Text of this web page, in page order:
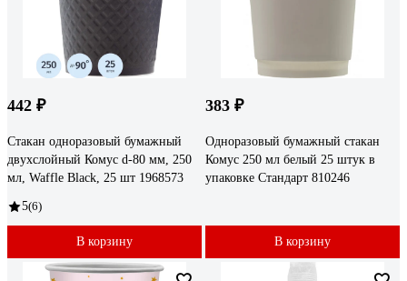
442 ₽
Стакан одноразовый бумажный
двухслойный Комус d-80 мм, 250
мл, Waffle Black, 25 шт 1968573
5(6)
В корзину
383 ₽
Одноразовый бумажный стакан
Комус 250 мл белый 25 штук в
упаковке Стандарт 810246
В корзину